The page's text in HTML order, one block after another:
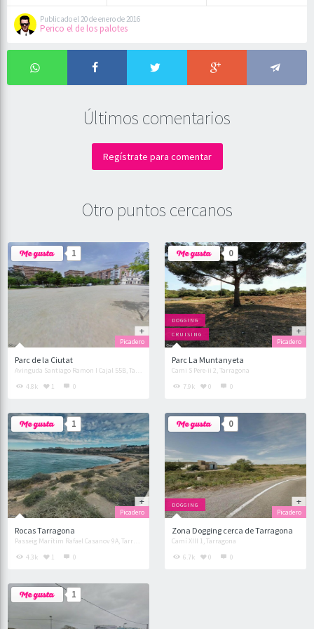
Publicado el 20 de enero de 2016
Perico el de los palotes
Últimos comentarios
Regístrate para comentar
Otro puntos cercanos
1
Parc de la Ciutat
Picadero
4.8k 1 0
0
CRUISING
DOGGING
Parc La Muntanyeta
Cami S Pere-ii 2, Tarragona
Picadero
7.9k 0 0
1
Rocas Tarragona
Picadero
4.3k 1 0
0
DOGGING
Zona Dogging cerca de Tarragona
Camí XIII 1, Tarragona
Picadero
6.7k 0 0
1